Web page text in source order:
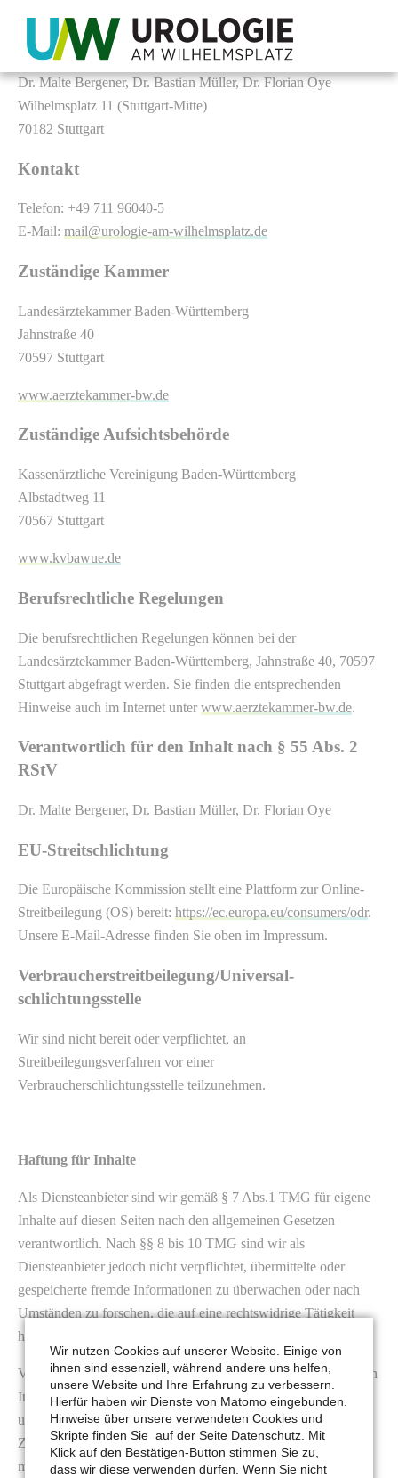
Impressum
UAW UROLOGIE AM WILHELMSPLATZ
Dr. Malte Bergener, Dr. Bastian Müller, Dr. Florian Oye
Wilhelmsplatz 11 (Stuttgart-Mitte)
70182 Stuttgart
Kontakt
Telefon: +49 711 96040-5
E-Mail: mail@urologie-am-wilhelmsplatz.de
Zuständige Kammer
Landesärztekammer Baden-Württemberg
Jahnstraße 40
70597 Stuttgart
www.aerztekammer-bw.de
Zuständige Aufsichtsbehörde
Kassenärztliche Vereinigung Baden-Württemberg
Albstadtweg 11
70567 Stuttgart
www.kvbawue.de
Berufsrechtliche Regelungen
Die berufsrechtlichen Regelungen können bei der
Landesärztekammer Baden-Württemberg, Jahnstraße 40, 70597
Stuttgart abgefragt werden. Sie finden die entsprechenden
Hinweise auch im Internet unter www.aerztekammer-bw.de.
Verantwortlich für den Inhalt nach § 55 Abs. 2
RStV
Dr. Malte Bergener, Dr. Bastian Müller, Dr. Florian Oye
EU-Streitschlichtung
Die Europäische Kommission stellt eine Plattform zur Online-
Streitbeilegung (OS) bereit: https://ec.europa.eu/consumers/odr.
Unsere E-Mail-Adresse finden Sie oben im Impressum.
Verbraucher­streit­beilegung/Universal­
schlichtungs­stelle
Wir sind nicht bereit oder verpflichtet, an
Streitbeilegungsverfahren vor einer
Verbraucherschlichtungsstelle teilzunehmen.
Haftung für Inhalte
Als Diensteanbieter sind wir gemäß § 7 Abs.1 TMG für eigene
Inhalte auf diesen Seiten nach den allgemeinen Gesetzen
verantwortlich. Nach §§ 8 bis 10 TMG sind wir als
Diensteanbieter jedoch nicht verpflichtet, übermittelte oder
gespeicherte fremde Informationen zu überwachen oder nach
Umständen zu forschen, die auf eine rechtswidrige Tätigkeit
hinweisen.
Verpflichtungen zur Entfernung oder Sperrung der Nutzung von
Informationen nach den allgemeinen Gesetzen bleiben hiervon
unberührt. Eine diesbezügliche Haftung ist jedoch erst ab dem
Zeitpunkt der Kenntnis einer konkreten Rechtsverletzung
möglich. Bei Bekanntwerden von entsprechenden
Wir nutzen Cookies auf unserer Website. Einige von
ihnen sind essenziell, während andere uns helfen,
unsere Website und Ihre Erfahrung zu verbessern.
Hierfür haben wir Dienste von Matomo eingebunden.
Hinweise über unsere verwendeten Cookies und
Skripte finden Sie auf der Seite Datenschutz. Mit
Klick auf den Bestätigen-Button stimmen Sie zu,
dass wir diese verwenden dürfen. Wenn Sie nicht